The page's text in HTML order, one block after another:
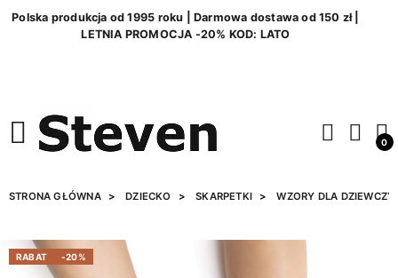
Polska produkcja od 1995 roku | Darmowa dostawa od 150 zł |
LETNIA PROMOCJA -20% KOD: LATO
0
STRONA GŁÓWNA DZIECKO SKARPETKI WZORY DLA
RABAT -20%